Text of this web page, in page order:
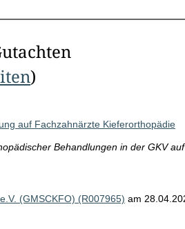
)
auf Fachzahnärzte Kieferorthopädie
Behandlungen in der GKV
(GMSCKFO) (R007965) am